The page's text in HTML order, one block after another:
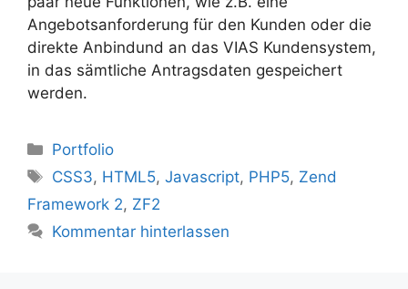
Angebotsanforderung für den Kunden oder die
direkte Anbindund an das VIAS Kundensystem,
in das sämtliche Antragsdaten gespeichert
werden.
Kategorien
Portfolio
Schlagwörter
CSS3, HTML5,Javascript, PHP5, Zend
Framework 2, ZF2
Kommentar hinterlassen